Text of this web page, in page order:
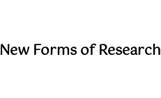
New Forms of Research